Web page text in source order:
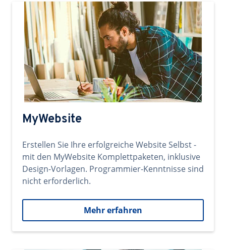
MyWebsite
Erstellen Sie Ihre erfolgreiche Website Selbst -
mit den MyWebsite Komplettpaketen, inklusive
Design-Vorlagen. Programmier-Kenntnisse sind
nicht erforderlich.
Mehr erfahren